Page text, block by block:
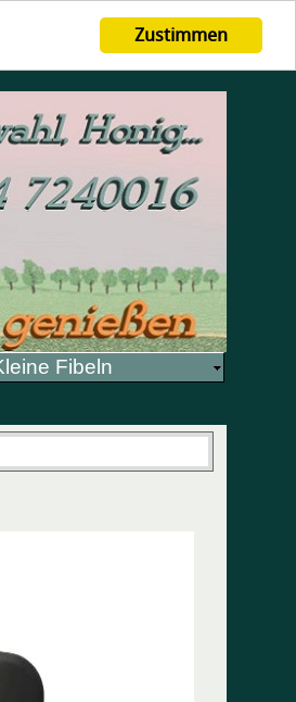
Zustimmen
Fibeln